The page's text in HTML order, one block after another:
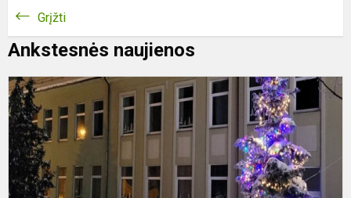
Grįžti
Ankstesnės naujienos